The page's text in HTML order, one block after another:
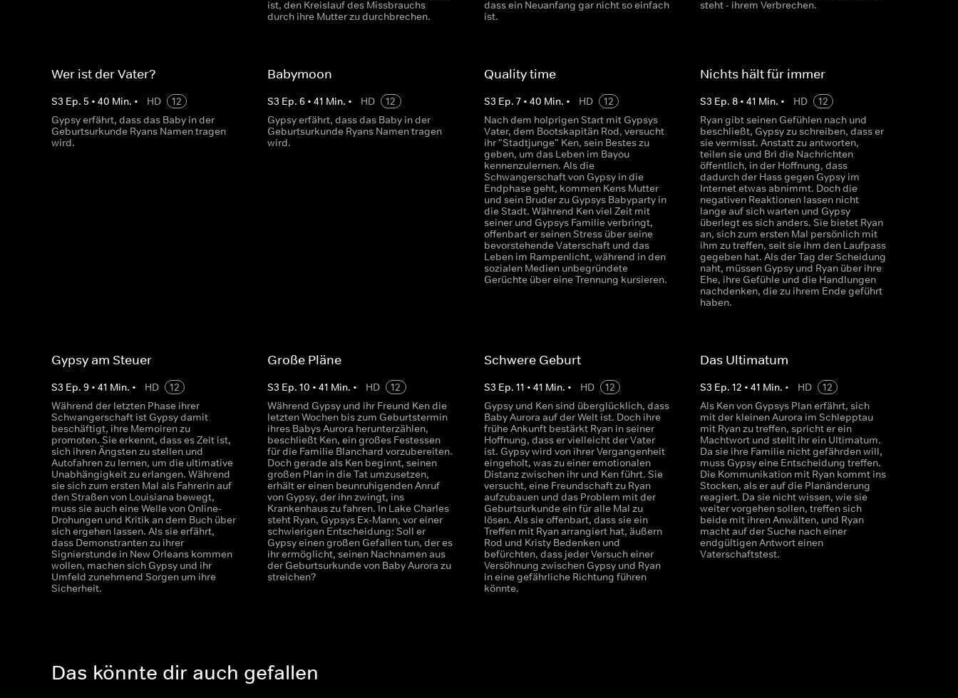
ist, den Kreislauf des Missbrauchs
durch ihre Mutter zu durchbrechen.
dass ein Neuanfang gar nicht so einfach
ist.
steht - ihrem Verbrechen.
Wer ist der Vater?
S3 Ep. 5 • 40 Min. • HD
12
Gypsy erfährt, dass das Baby in der
Geburtsurkunde Ryans Namen tragen
wird.
Babymoon
S3 Ep.6 •41 Min. • HD
12
Gypsy erfährt, dass das Baby in der
Geburtsurkunde Ryans Namen tragen
wird.
Quality time
S3 Ep. 7• 40 Min. • HD
12
Nach dem holprigen Start mit Gypsys
Vater, dem Bootskapitän Rod, versucht
ihr "Stadtjunge" Ken, sein Bestes zu
geben, um das Leben im Bayou
kennenzulernen. Als die
Schwangerschaft von Gypsy in die
Endphase geht, kommen Kens Mutter
und sein Bruder zu Gypsys Babyparty in
die Stadt. Während Ken viel Zeit mit
seiner und Gypsys Familie verbringt,
offenbart er seinen Stress über seine
bevorstehende Vaterschaft und das
Leben im Rampenlicht, während in den
sozialen Medien unbegründete
Gerüchte über eine Trennung kursieren.
Nichts hält für immer
S3 Ep. 8• 41 Min. • HD
12
Ryan gibt seinen Gefühlen nach und
beschließt, Gypsy zu schreiben, dass er
sie vermisst. Anstatt zu antworten,
teilen sie und Bri die Nachrichten
öffentlich, in der Hoffnung, dass
dadurch der Hass gegen Gypsy im
Internet etwas abnimmt. Doch die
negativen Reaktionen lassen nicht
lange auf sich warten und Gypsy
überlegt es sich anders. Sie bietet Ryan
an, sich zum ersten Mal persönlich mit
ihm zu treffen, seit sie ihm den Laufpass
gegeben hat. Als der Tag der Scheidung
naht, müssen Gypsy und Ryan über ihre
Ehe, ihre Gefühle und die Handlungen
nachdenken, die zu ihrem Ende geführt
haben.
Gypsy am Steuer
S3 Ep. 9 • 41 Min. • HD
12
Während der letzten Phase ihrer
Schwangerschaft ist Gypsy damit
beschäftigt, ihre Memoiren zu
promoten. Sie erkennt, dass es Zeit ist,
sich ihren Ängsten zu stellen und
Autofahren zu lernen, um die ultimative
Unabhängigkeit zu erlangen. Während
sie sich zum ersten Mal als Fahrerin auf
den Straßen von Louisiana bewegt,
muss sie auch eine Welle von Online-
Drohungen und Kritik an dem Buch über
sich ergehen lassen. Als sie erfährt,
dass Demonstranten zu ihrer
Signierstunde in New Orleans kommen
wollen, machen sich Gypsy und ihr
Umfeld zunehmend Sorgen um ihre
Sicherheit.
Große Pläne
S3 Ep.10 •41 Min. • HD
12
Während Gypsy und ihr Freund Ken die
letzten Wochen bis zum Geburtstermin
ihres Babys Aurora herunterzählen,
beschließt Ken, ein großes Festessen
für die Familie Blanchard vorzubereiten.
Doch gerade als Ken beginnt, seinen
großen Plan in die Tat umzusetzen,
erhält er einen beunruhigenden Anruf
von Gypsy, der ihn zwingt, ins
Krankenhaus zu fahren. In Lake Charles
steht Ryan, Gypsys Ex-Mann, vor einer
schwierigen Entscheidung: Soll er
Gypsy einen großen Gefallen tun, der es
ihr ermöglicht, seinen Nachnamen aus
der Geburtsurkunde von Baby Aurora zu
streichen?
Schwere Geburt
S3 Ep. 11 • 41 Min. • HD
12
Gypsy und Ken sind überglücklich, dass
Baby Aurora auf der Welt ist. Doch ihre
frühe Ankunft bestärkt Ryan in seiner
Hoffnung, dass er vielleicht der Vater
ist. Gypsy wird von ihrer Vergangenheit
eingeholt, was zu einer emotionalen
Distanz zwischen ihr und Ken führt. Sie
versucht, eine Freundschaft zu Ryan
aufzubauen und das Problem mit der
Geburtsurkunde ein für alle Mal zu
lösen. Als sie offenbart, dass sie ein
Treffen mit Ryan arrangiert hat, äußern
Rod und Kristy Bedenken und
befürchten, dass jeder Versuch einer
Versöhnung zwischen Gypsy und Ryan
in eine gefährliche Richtung führen
könnte.
Das Ultimatum
S3 Ep. 12 • 41 Min. • HD
12
Als Ken von Gypsys Plan erfährt, sich
mit der kleinen Aurora im Schlepptau
mit Ryan zu treffen, spricht er ein
Machtwort und stellt ihr ein Ultimatum.
Da sie ihre Familie nicht gefährden will,
muss Gypsy eine Entscheidung treffen.
Die Kommunikation mit Ryan kommt ins
Stocken, als er auf die Planänderung
reagiert. Da sie nicht wissen, wie sie
weiter vorgehen sollen, treffen sich
beide mit ihren Anwälten, und Ryan
macht auf der Suche nach einer
endgültigen Antwort einen
Vaterschaftstest.
Das könnte dir auch gefallen